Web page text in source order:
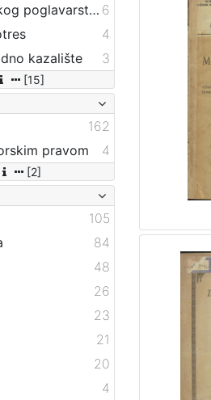
Propisi Gradskog poglavarstva 6
4
kazalište
3
[15]
162
pravom
4
[2]
105
84
48
26
23
21
20
4